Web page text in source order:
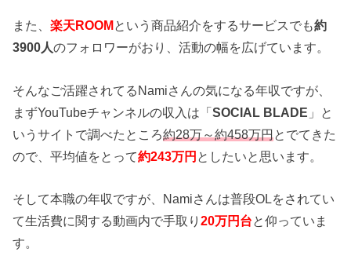
また、楽天ROOM という商品紹介をするサービスでも約
3900人のフォロワーがおり、活動の幅を広げています。
そんなご活躍されてるNamiさんの気になる年収ですが、
まずYouTubeチャンネルの収入は「SOCIAL BLADE 」と
いうサイトで調べたところ約28万～約458万円とでてきた
ので、平均値をとって約243万円 としたいと思います。
そして本職の年収ですが、Namiさんは普段OLをされてい
て生活費に関する動画内で手取り20万円台と仰っていま
す。